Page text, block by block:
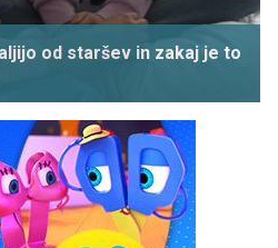
od staršev in zakaj je to